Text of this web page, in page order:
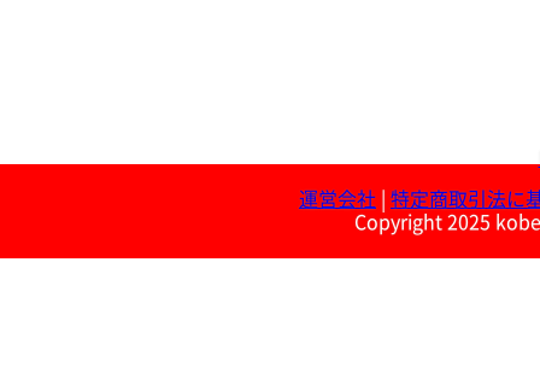
運営会社
特定商取引法に
Copyright 2025